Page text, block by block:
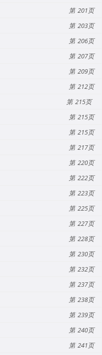
201
203
206
207
209
212
215
215
215
217
220
222
223
225
227
228
230
232
237
238
239
240
241